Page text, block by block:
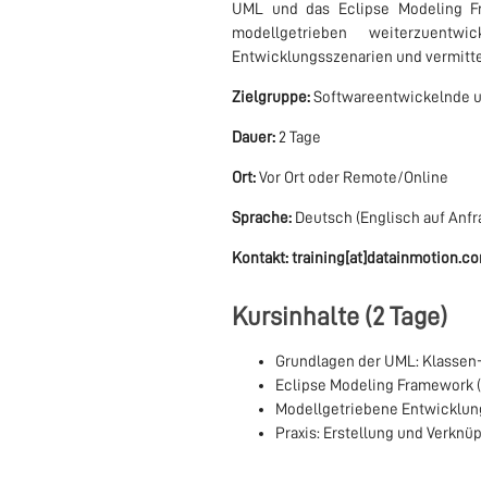
UML und das Eclipse Modeling
modellgetrieben
Entwicklungsszenarien und
Zielgruppe:Softwareentwickelnde
Dauer:2 Tage
Ort:Vor Ort oder Remote/Online
Sprache:Deutsch (Englisch auf
Kontakt:
Kursinhalte (2 Tage)
Grundlagen der UML:
Eclipse Modeling Framework
Modellgetriebene
Praxis: Erstellung und